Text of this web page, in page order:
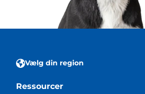
Vælg din region
Ressourcer